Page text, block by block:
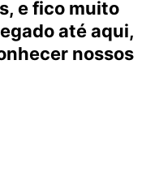
e fico muito
até aqui,
nossos